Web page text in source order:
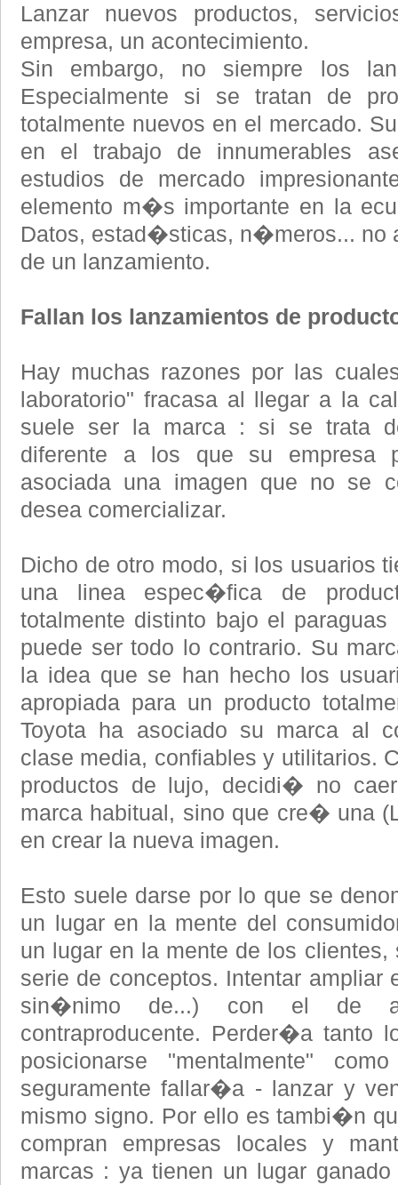
Lanzar nuevos productos,
empresa, un acontecimiento.
Sin embargo, no siempre los
Especialmente si se tratan de
totalmente nuevos en el mercado.
en el trabajo de innumerables
estudios de mercado
elemento m�s importante en la
Datos, estad�sticas, n�meros... no
de un lanzamiento.
Fallan los lanzamientos de
Hay muchas razones por las
laboratorio" fracasa al llegar a la
suele ser la marca : si se trata
diferente a los que su empresa
asociada una imagen que no se
desea comercializar.
Dicho de otro modo, si los usuarios
una linea espec�fica de
totalmente distinto bajo el
puede ser todo lo contrario. Su
la idea que se han hecho los
apropiada para un producto
Toyota ha asociado su marca al
clase media, confiables y utilitarios.
productos de lujo, decidi� no
marca habitual, sino que cre� una
en crear la nueva imagen.
Esto suele darse por lo que se
un lugar en la mente del
un lugar en la mente de los
serie de conceptos. Intentar ampliar
sin�nimo de...) con el de
contraproducente. Perder�a tanto
posicionarse "mentalmente"
seguramente fallar�a - lanzar y
mismo signo. Por ello es tambi�n
compran empresas locales y
marcas : ya tienen un lugar